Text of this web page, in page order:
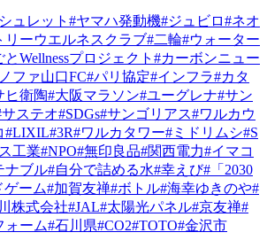
ュレット #ヤマハ発動機#ジュビロ#ネオ
リーウエルネスクラブ#二輪#ウォーター
Wellnessプロジェクト #カーボンニュー
ファ山口FC#パリ協定#インフラ#カタ
ヒ衛陶#大阪マラソン#ユーグレナ#サン
サステオ#SDGs#サンゴリアス#ワルカウ
#LIXIL#3R#ワルカタワー#ミドリムシ#S
工業#NPO#無印良品#関西電力#イマコ
ナブル#自分で詰める水#幸えび#「2030
ゲーム#加賀友禅#ボトル#海幸ゆきのや#
株式会社#JAL#太陽光パネル#京友禅#
ォーム#石川県#CO2#TOTO#金沢市